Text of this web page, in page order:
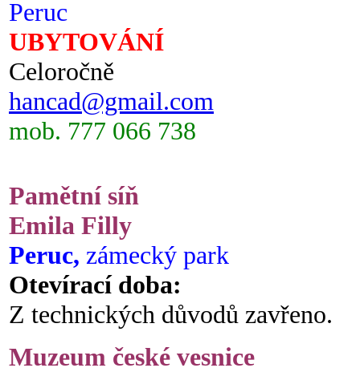
Peruc
UBYTOVÁNÍ
Celoročně
hancad@gmail.com
mob. 777 066 738
Pamětní síň
Emila Filly
Peruc, zámecký park
Otevírací doba:
Z technických důvodů zavřeno.
Muzeum české vesnice